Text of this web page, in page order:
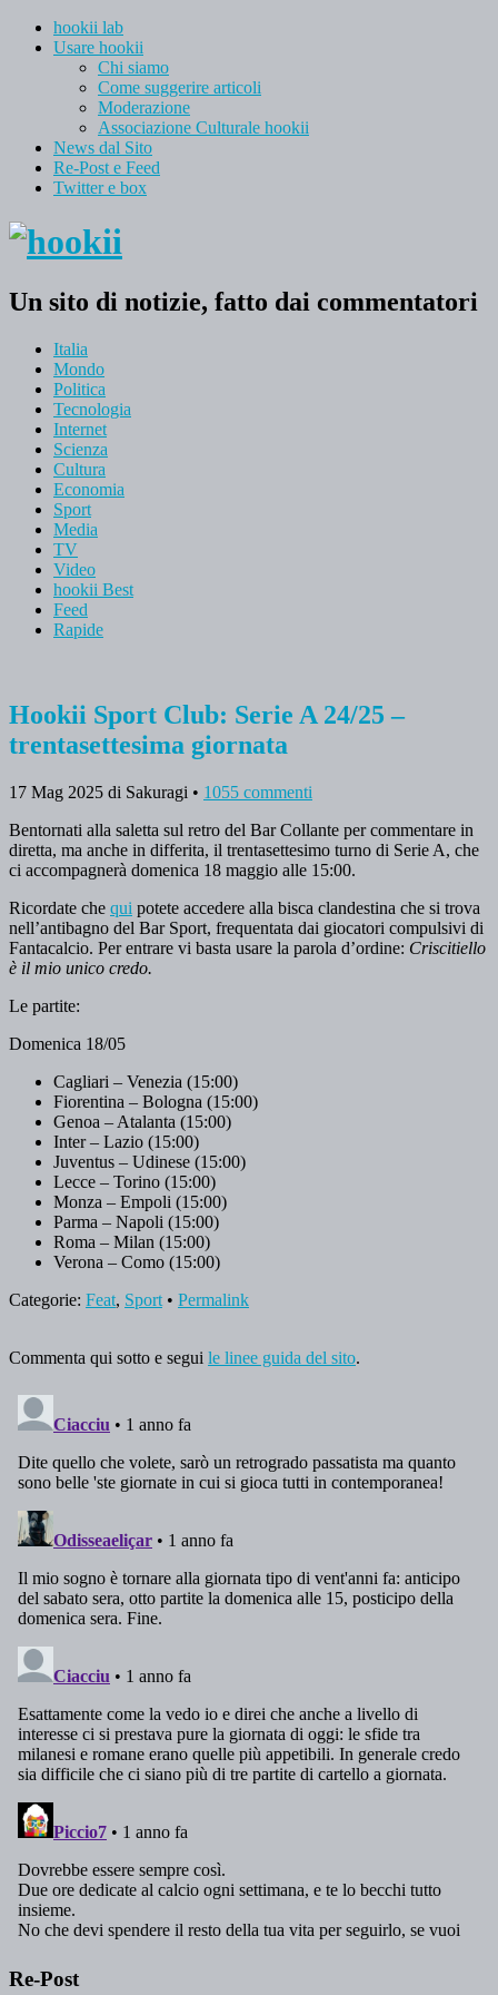
hookii lab
Usare hookii
Chi siamo
Come suggerire articoli
Moderazione
Associazione Culturale hookii
News dal Sito
Re-Post e Feed
Twitter e box
Un sito di notizie, fatto dai commentatori
Italia
Mondo
Politica
Tecnologia
Internet
Scienza
Cultura
Economia
Sport
Media
TV
Video
hookii Best
Feed
Rapide
Hookii Sport Club: Serie A 24/25 –
trentasettesima giornata
17 Mag 2025 di Sakuragi • 1055 commenti
Bentornati alla saletta sul retro del Bar Collante per commentare in
diretta, ma anche in differita, il trentasettesimo turno di Serie A, che
ci accompagnerà domenica 18 maggio alle 15:00.
Ricordate che qui potete accedere alla bisca clandestina che si trova
nell’antibagno del Bar Sport, frequentata dai giocatori compulsivi di
Fantacalcio. Per entrare vi basta usare la parola d’ordine: Criscitiello
è il mio unico credo.
Le partite:
Domenica 18/05
Cagliari – Venezia (15:00)
Fiorentina – Bologna (15:00)
Genoa – Atalanta (15:00)
Inter – Lazio (15:00)
Juventus – Udinese (15:00)
Lecce – Torino (15:00)
Monza – Empoli (15:00)
Parma – Napoli (15:00)
Roma – Milan (15:00)
Verona – Como (15:00)
Categorie: Feat, Sport • Permalink
Commenta qui sotto e segui le linee guida del sito.
Re-Post